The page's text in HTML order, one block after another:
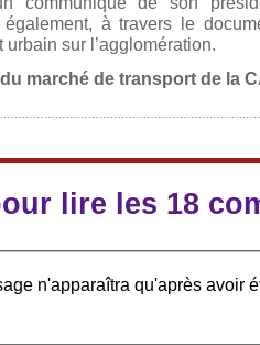
à travers le
sur l’agglomération.
marché de transport de la
lire les 18
n'apparaîtra qu'après avoir